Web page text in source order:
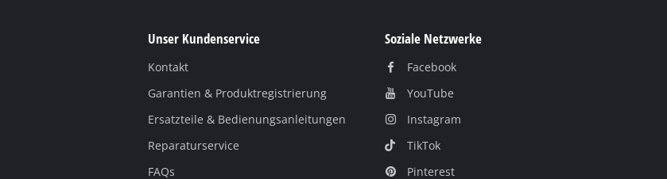
Unser Kundenservice
Kontakt
Garantien & Produktregistrierung
Ersatzteile & Bedienungsanleitungen
Reparaturservice
FAQs
Soziale Netzwerke
Facebook
YouTube
Instagram
TikTok
Pinterest